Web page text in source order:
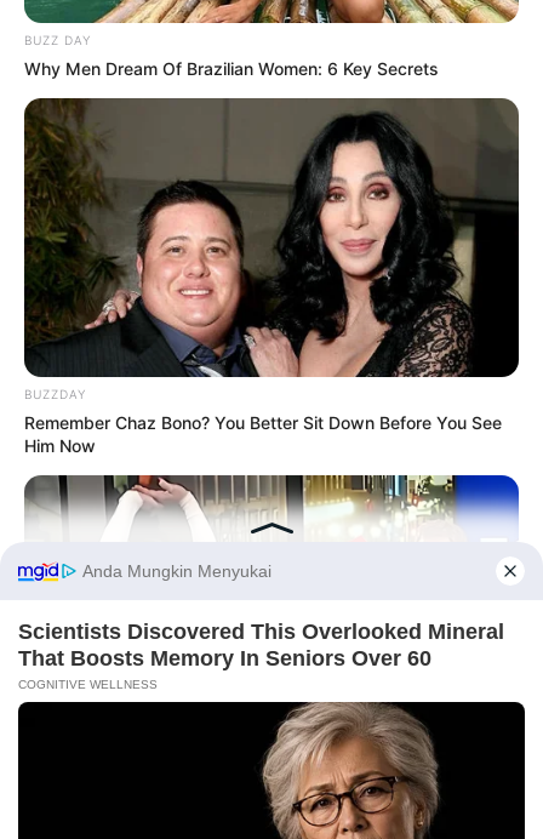
Hasil Renovasi Rumah Berusia
90 Tahun
PRIVACY POLICY DISCLAIMER HUBUNGI KAMI IKLAN
BUZZ DAY
Why Men Dream Of Brazilian Women: 6 Key Secrets
BUZZDAY
Remember Chaz Bono? You Better Sit Down Before You See
Him Now
Viewers Had To Look Away When This Happened On Live Tv
Before You Go